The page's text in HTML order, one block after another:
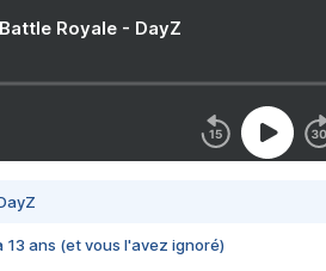
Royale - DayZ
13 ans (et vous l'avez ignoré)